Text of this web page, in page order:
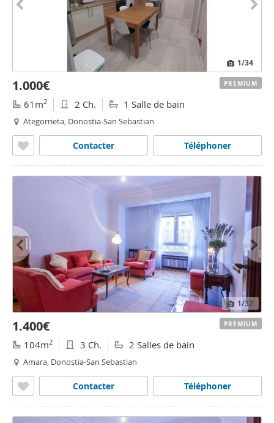
1/34
1.000€
61m2 2 Ch. 1 Salle de bain
Ategorrieta, Donostia-San Sebastian
Téléphoner
Contacter
PREMIUM
1/32
1.400€
104m2 3 Ch. 2 Salles de bain
Amara, Donostia-San Sebastian
Téléphoner
Contacter
PREMIUM